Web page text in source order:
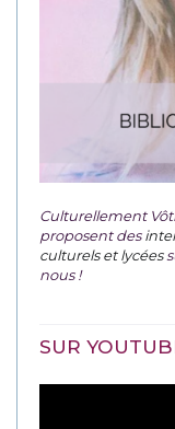
Culturellement
proposent des
culturels et lycées
nous !
SUR